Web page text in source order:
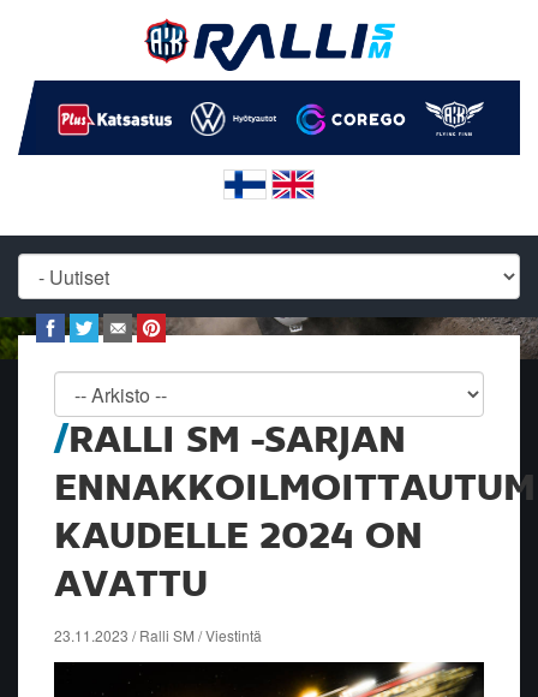
RALLI SM -SARJAN
KAUDELLE 2024 ON
AVATTU
23.11.2023 / Ralli SM / Viestintä